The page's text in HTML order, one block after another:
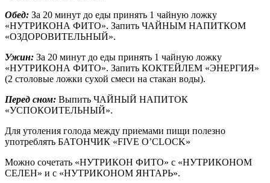
Обед: За 20 минут до еды принять 1 чайную ложку
«НУТРИКОНА ФИТО». Запить ЧАЙНЫМ НАПИТКОМ
«ОЗДОРОВИТЕЛЬНЫЙ».
Ужин: За 20 минут до еды принять 1 чайную ложку
«НУТРИКОНА ФИТО». Запить КОКТЕЙЛЕМ «ЭНЕРГИЯ»
(2 столовые ложки сухой смеси на стакан воды).
Перед сном: Выпить ЧАЙНЫЙ НАПИТОК
«УСПОКОИТЕЛЬНЫЙ».
Для утоления голода между приемами пищи полезно
употреблять БАТОНЧИК «FIVE O’CLOCK»
Можно сочетать «НУТРИКОН ФИТО» с «НУТРИКОНОМ
СЕЛЕН» и с «НУТРИКОНОМ ЯНТАРЬ».